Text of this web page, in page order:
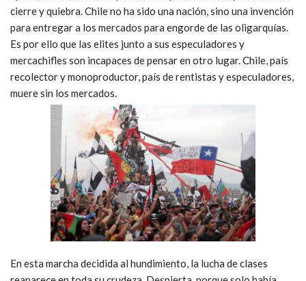
cierre y quiebra. Chile no ha sido una nación, sino una invención
para entregar a los mercados para engorde de las oligarquías.
Es por ello que las elites junto a sus especuladores y
mercachifles son incapaces de pensar en otro lugar. Chile, país
recolector y monoproductor, país de rentistas y especuladores,
muere sin los mercados.
En esta marcha decidida al hundimiento, la lucha de clases